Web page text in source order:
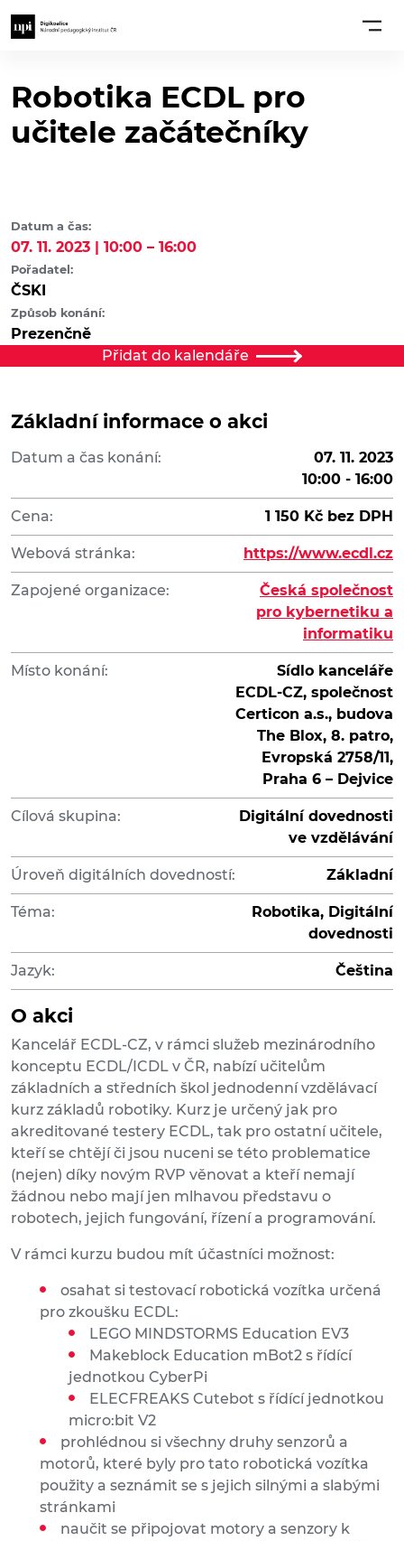
Robotika ECDL pro
učitele začátečníky
Datum a čas:
07. 11. 2023 | 10:00 – 16:00
Pořadatel:
ČSKI
Způsob konání:
Prezenčně
Přidat do kalendáře
Základní informace o akci
Datum a čas konání:
07. 11. 2023
10:00 - 16:00
Cena: 1 150 Kč bez DPH
Webová stránka: https://www.ecdl.cz
Zapojené organizace:
Česká společnost
pro kybernetiku a
informatiku
Místo konání:
Sídlo kanceláře
ECDL-CZ, společnost
Certicon a.s., budova
The Blox, 8. patro,
Evropská 2758/11,
Praha 6 – Dejvice
Cílová skupina:
Digitální dovednosti
ve vzdělávání
Úroveň digitálních dovedností: Základní
Téma:
Robotika, Digitální
dovednosti
Jazyk: Čeština
O akci
Kancelář ECDL-CZ, v rámci služeb mezinárodního
konceptu ECDL/ICDL v ČR, nabízí učitelům
základních a středních škol jednodenní vzdělávací
kurz základů robotiky. Kurz je určený jak pro
akreditované testery ECDL, tak pro ostatní učitele,
kteří se chtějí či jsou nuceni se této problematice
(nejen) díky novým RVP věnovat a kteří nemají
žádnou nebo mají jen mlhavou představu o
robotech, jejich fungování, řízení a programování.
V rámci kurzu budou mít účastníci možnost:
osahat si testovací robotická vozítka určená
pro zkoušku ECDL:
LEGO MINDSTORMS Education EV3
Makeblock Education mBot2 s řídící
jednotkou CyberPi
ELECFREAKS Cutebot s řídící jednotkou
micro:bit V2
prohlédnou si všechny druhy senzorů a
motorů, které byly pro tato robotická vozítka
použity a seznámit se s jejich silnými a slabými
stránkami
naučit se připojovat motory a senzory k